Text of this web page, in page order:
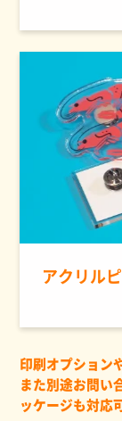
アクリル
印刷オプション
また別途お問い
ッケージも対応